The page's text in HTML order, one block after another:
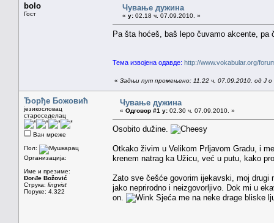
bolo
Гост
Чување дужина
« у: 02.18 ч. 07.09.2010. »
Pa šta hoćeš, baš lepo čuvamo akcente, pa
Тема извојена одавде: http://www.vokabular.org/
« Задњи пут промењено: 11.22 ч. 07.09.2010. од J o
Ђорђе Божовић
језикословац
староседелац
Ван мреже
Пол:
Организација:
Име и презиме:
Đorđe Božović
Струка: lingvist
Поруке: 4.322
Чување дужина
« Одговор #1 у: 02.30 ч. 07.09.2010. »
Osobito dužine.
Otkako živim u Velikom Prljavom Gradu, i
krenem natrag ka Užicu, već u putu, kako
Zato sve češće govorim ijekavski, moj drugi
jako neprirodno i neizgovorljivo. Dok mi u
on.
Sjeća me na neke drage bliske